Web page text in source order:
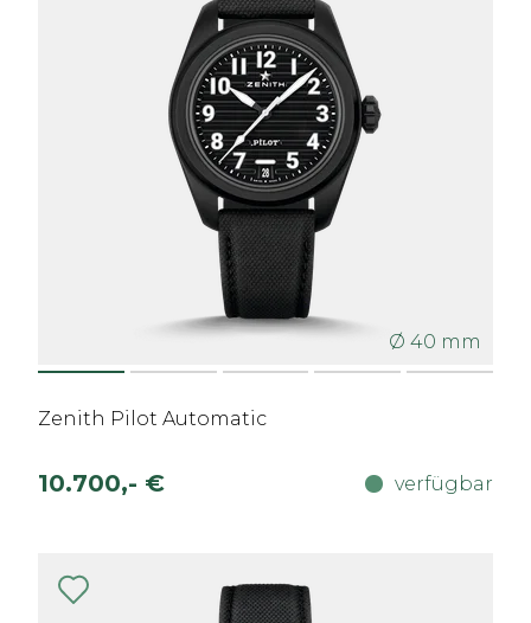
Ø 40 mm
Zenith Pilot Automatic
10.700,- € verfügbar